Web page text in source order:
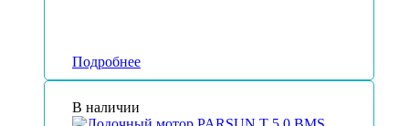
Подробнее
В наличии